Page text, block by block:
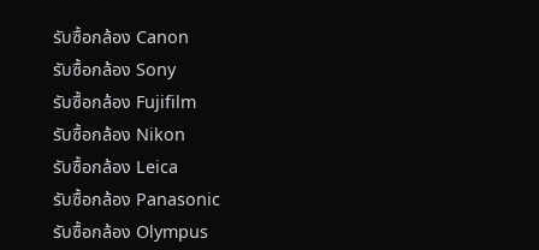
รับซื้อกล้อง Canon
รับซื้อกล้อง Sony
รับซื้อกล้อง Fujifilm
รับซื้อกล้อง Nikon
รับซื้อกล้อง Leica
รับซื้อกล้อง Panasonic
รับซื้อกล้อง Olympus